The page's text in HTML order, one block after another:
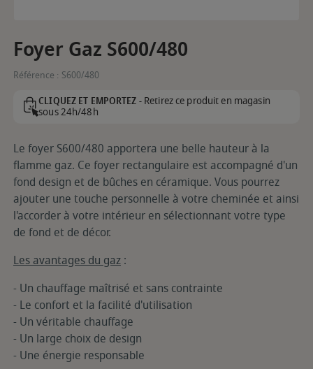
Foyer Gaz S600/480
Référence : S600/480
CLIQUEZ ET EMPORTEZ -Retirez ce produit en magasin
sous 24h/48h
Le foyer S600/480 apportera une belle hauteur à la
flamme gaz. Ce foyer rectangulaire est accompagné d'un
fond design et de bûches en céramique. Vous pourrez
ajouter une touche personnelle à votre cheminée et ainsi
l'accorder à votre intérieur en sélectionnant votre type
de fond et de décor.
Les avantages du gaz :
- Un chauffage maîtrisé et sans contrainte
- Le confort et la facilité d'utilisation
- Un véritable chauffage
- Un large choix de design
- Une énergie responsable